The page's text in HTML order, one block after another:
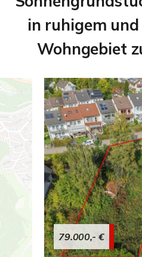
in ruhigem
Wohngebiet
79.000,- €